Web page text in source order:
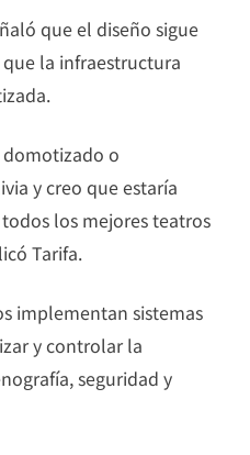
que el diseño sigue
la infraestructura
o
y creo que estaría
los mejores teatros
Tarifa.
implementan sistemas
y controlar la
seguridad y